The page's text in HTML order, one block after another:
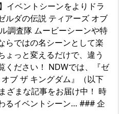
イベントシーンをよりドラ
ルダの伝説 ティアーズ オブ
調査隊 ムービーシーンや特
らではの名シーンとして楽
ょっと変えるだけで、違う
ください！ NDWでは、『ゼ
ブ ザ キングダム』（以下
ざまな記事をお届け中！ 時
るイベントシーン… ### 企